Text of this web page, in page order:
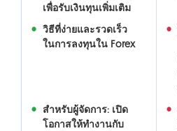
เพื่อรับเงินทุนเพิ่มเติม
วิธีที่ง่ายและรวดเร็ว
ในการลงทุนใน Forex
สำหรับผู้จัดการ: เปิด
โอกาสให้ทำงานกับ